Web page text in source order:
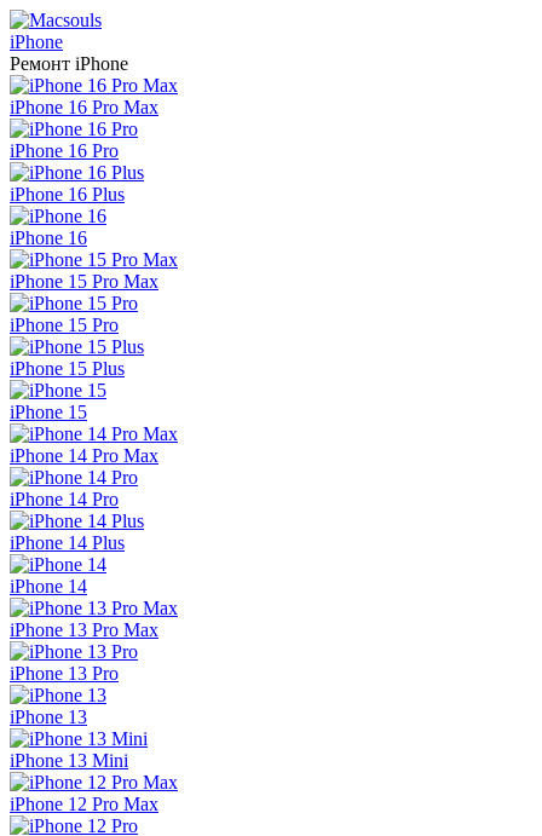
iPhone
Ремонт iPhone
iPhone 16 Pro Max
iPhone 16 Pro
iPhone 16 Plus
iPhone 16
iPhone 15 Pro Max
iPhone 15 Pro
iPhone 15 Plus
iPhone 15
iPhone 14 Pro Max
iPhone 14 Pro
iPhone 14 Plus
iPhone 14
iPhone 13 Pro Max
iPhone 13 Pro
iPhone 13
iPhone 13 Mini
iPhone 12 Pro Max